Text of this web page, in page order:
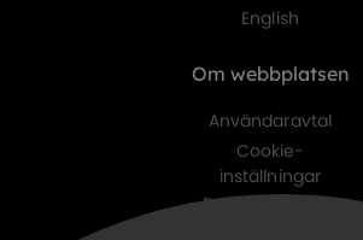
English
Om webbplatsen
Användaravtal
Cookie-
inställningar
Personuppgifts-